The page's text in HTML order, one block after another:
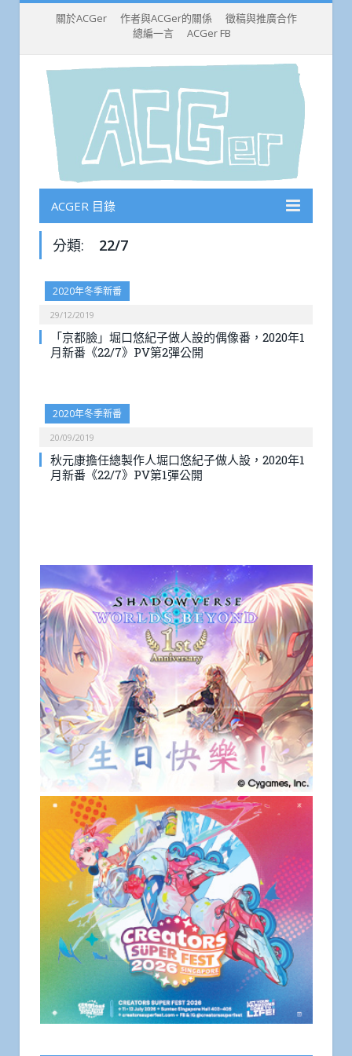
關於ACGer 作者與ACGer的關係
徵稿與推廣合作
總編一言
ACGer FB
ACGER 目錄
分類: 22/7
2020年冬季新番
29/12/2019
「京都臉」堀口悠紀子做人設的偶像番，2020年1
月新番《22/7》PV第2彈公開
2020年冬季新番
20/09/2019
秋元康擔任總製作人堀口悠紀子做人設，2020年1
月新番《22/7》PV第1彈公開